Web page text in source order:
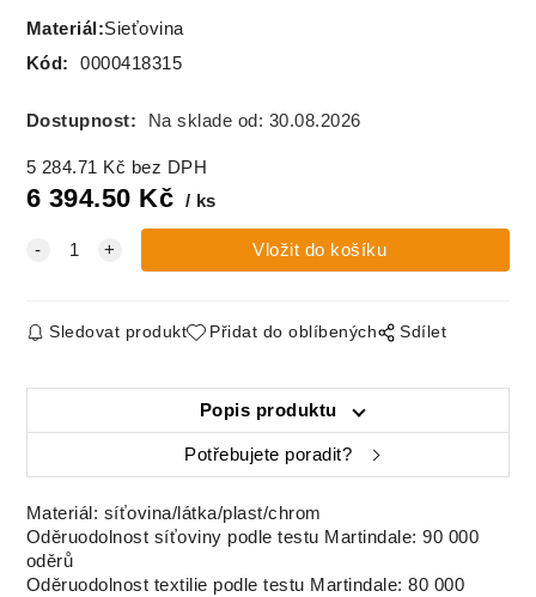
Materiál :Sieťovina
Kód:
0000418315
Dostupnost: Na sklade od: 30.08.2026
5 284.71 Kč bez DPH
6 394.50 Kč ks
Sledovat produkt Přidat do oblíbených Sdílet
Popis produktu
Potřebujete poradit?
Materiál: síťovina/látka/plast/chrom
Oděruodolnost síťoviny podle testu Martindale: 90 000
oděrů
Oděruodolnost textilie podle testu Martindale: 80 000